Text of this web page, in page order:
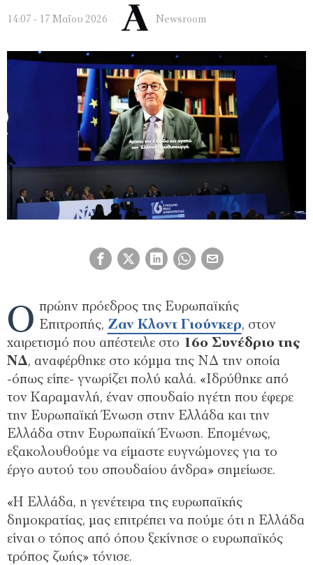
14:07 - 17 Μαΐου 2026 Newsroom
Ο πρώην πρόεδρος της Ευρωπαϊκής
Επιτροπής, Ζαν Κλοντ Γιούνκερ, στον
χαιρετισμό που απέστειλε στο 16ο Συνέδριο της
ΝΔ, αναφέρθηκε στο κόμμα της ΝΔ την οποία
-όπως είπε- γνωρίζει πολύ καλά. «Ιδρύθηκε από
τον Καραμανλή, έναν σπουδαίο ηγέτη που έφερε
την Ευρωπαϊκή Ένωση στην Ελλάδα και την
Ελλάδα στην Ευρωπαϊκή Ένωση. Επομένως,
εξακολουθούμε να είμαστε ευγνώμονες για το
έργο αυτού του σπουδαίου άνδρα» σημείωσε.
«Η Ελλάδα, η γενέτειρα της ευρωπαϊκής
δημοκρατίας, μας επιτρέπει να πούμε ότι η Ελλάδα
είναι ο τόπος από όπου ξεκίνησε ο ευρωπαϊκός
τρόπος ζωής» τόνισε.